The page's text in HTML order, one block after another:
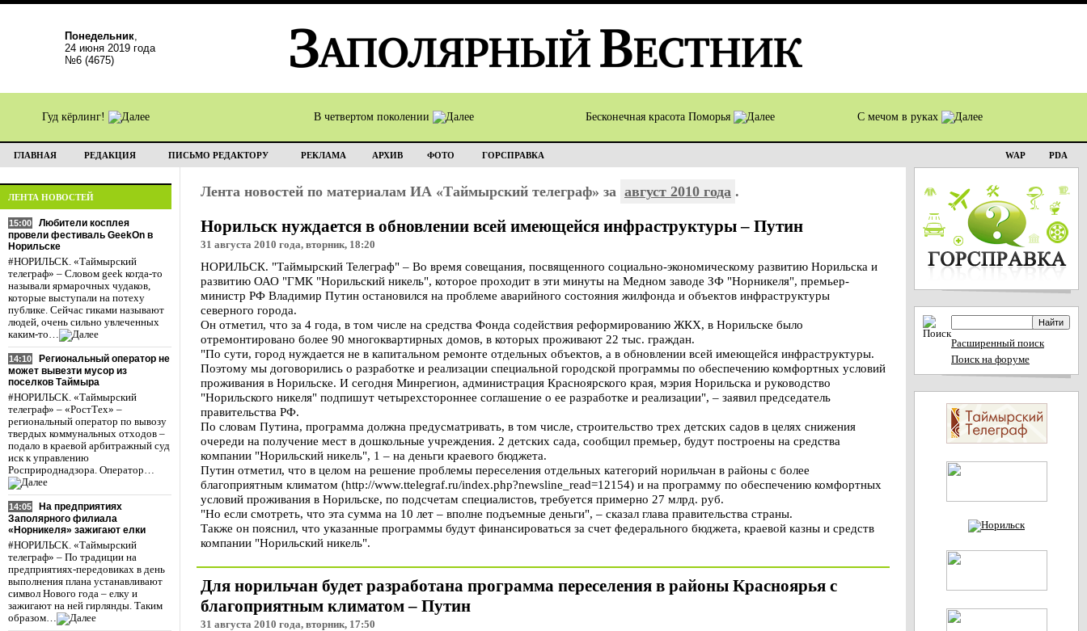
Понедельник,
24 июня 2019 года
№6 (4675)
Гуд кёрлинг! В четвертом поколении Бесконечная красота Поморья С мечом в руках
ГЛАВНАЯ РЕДАКЦИЯ ПИСЬМО РЕДАКТОРУ РЕКЛАМА АРХИВ ФОТО ГОРСПРАВКА WAP PDA
ЛЕНТА НОВОСТЕЙ
15:00
Любители косплея
провели фестиваль GeekOn в
Норильске
#НОРИЛЬСК. «Таймырский
телеграф» – Словом geek когда-то
называли ярмарочных чудаков,
которые выступали на потеху
публике. Сейчас гиками называют
людей, очень сильно увлеченных
каким-то…
14:10
Региональный оператор не
может вывезти мусор из
поселков Таймыра
#НОРИЛЬСК. «Таймырский
телеграф» – «РостТех» –
региональный оператор по вывозу
твердых коммунальных отходов –
подало в краевой арбитражный суд
иск к управлению
Росприроднадзора. Оператор…
14:05
На предприятиях
Заполярного филиала
«Норникеля» зажигают елки
#НОРИЛЬСК. «Таймырский
телеграф» – По традиции на
предприятиях-передовиках в день
выполнения плана устанавливают
символ Нового года – елку и
зажигают на ней гирлянды. Таким
образом…
Лента новостей по материалам ИА «Таймырский телеграф» за август 2010 года .
Норильск нуждается в обновлении всей имеющейся инфраструктуры – Путин
31 августа 2010 года, вторник, 18:20
НОРИЛЬСК. "Таймырский Телеграф" – Во время совещания, посвященного социально-экономическому развитию Норильска и
развитию ОАО "ГМК "Норильский никель", которое проходит в эти минуты на Медном заводе ЗФ "Норникеля", премьер-
министр РФ Владимир Путин остановился на проблеме аварийного состояния жилфонда и объектов инфраструктуры
северного города.
Он отметил, что за 4 года, в том числе на средства Фонда содействия реформированию ЖКХ, в Норильске было
отремонтировано более 90 многоквартирных домов, в которых проживают 22 тыс. граждан.
"По сути, город нуждается не в капитальном ремонте отдельных объектов, а в обновлении всей имеющейся инфраструктуры.
Поэтому мы договорились о разработке и реализации специальной городской программы по обеспечению комфортных условий
проживания в Норильске. И сегодня Минрегион, администрация Красноярского края, мэрия Норильска и руководство
"Норильского никеля" подпишут четырехстороннее соглашение о ее разработке и реализации", – заявил председатель
правительства РФ.
По словам Путина, программа должна предусматривать, в том числе, строительство трех детских садов в целях снижения
очереди на получение мест в дошкольные учреждения. 2 детских сада, сообщил премьер, будут построены на средства
компании "Норильский никель", 1 – на деньги краевого бюджета.
Путин отметил, что в целом на решение проблемы переселения отдельных категорий норильчан в районы с более
благоприятным климатом (http://www.ttelegraf.ru/index.php?newsline_read=12154) и на программу по обеспечению комфортных
условий проживания в Норильске, по подсчетам специалистов, требуется примерно 27 млрд. руб.
"Но если смотреть, что эта сумма на 10 лет – вполне подъемные деньги", – сказал глава правительства страны.
Также он пояснил, что указанные программы будут финансироваться за счет федерального бюджета, краевой казны и средств
компании "Норильский никель".
Для норильчан будет разработана программа переселения в районы Красноярья с
благоприятным климатом – Путин
31 августа 2010 года, вторник, 17:50
Расширенный поиск
Поиск на форуме